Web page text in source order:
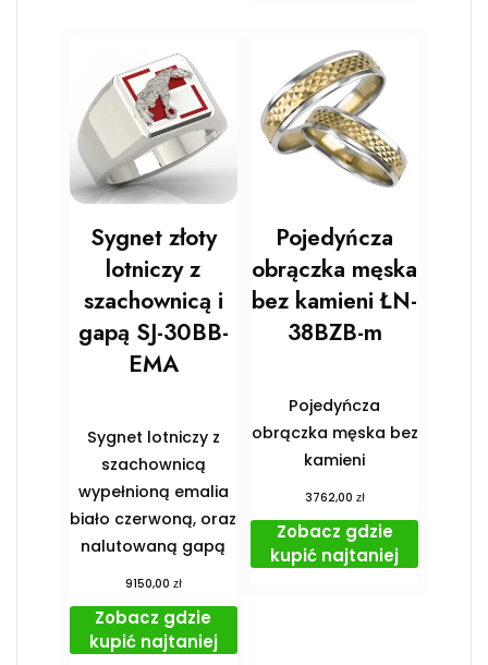
Sygnet złoty
lotniczy z
szachownicą i
gapą SJ-30BB-
EMA
Sygnet lotniczy z
szachownicą
wypełnioną emalia
biało czerwoną, oraz
nalutowaną gapą
9150,00 zł
Zobacz gdzie
kupić najtaniej
Pojedyńcza
obrączka męska
bez kamieni ŁN-
38BZB-m
Pojedyńcza
obrączka męska bez
kamieni
3762,00 zł
Zobacz gdzie
kupić najtaniej